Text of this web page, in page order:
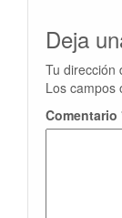
Deja
Tu dirección
Los campos
Comentario